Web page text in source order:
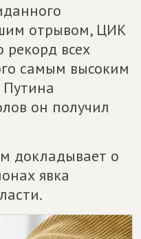
отрывом, ЦИК
рекорд всех
самым высоким
Путина
он получил
докладывает о
явка